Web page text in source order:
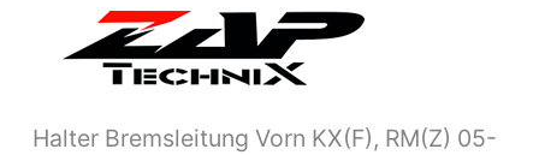
Halter Bremsleitung Vorn KX(F), RM(Z) 05-